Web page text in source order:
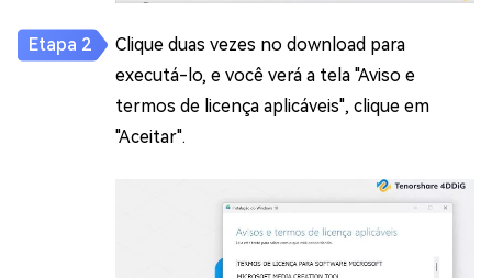
Clique duas vezes no download para
executá-lo, e você verá a tela "Aviso e
termos de licença aplicáveis", clique em
"Aceitar".